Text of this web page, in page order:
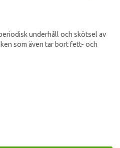
underhåll och skötsel av
som även tar bort fett- och